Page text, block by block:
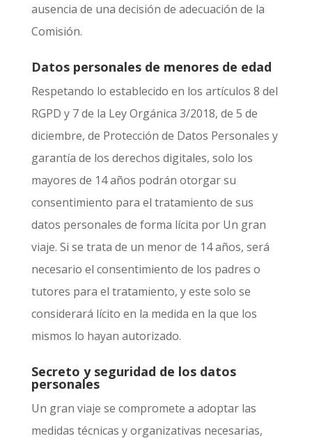
ausencia de una decisión de adecuación de la
Comisión.
Datos personales de menores de edad
Respetando lo establecido en los artículos 8 del
RGPD y 7 de la Ley Orgánica 3/2018, de 5 de
diciembre, de Protección de Datos Personales y
garantía de los derechos digitales, solo los
mayores de 14 años podrán otorgar su
consentimiento para el tratamiento de sus
datos personales de forma lícita por Un gran
viaje. Si se trata de un menor de 14 años, será
necesario el consentimiento de los padres o
tutores para el tratamiento, y este solo se
considerará lícito en la medida en la que los
mismos lo hayan autorizado.
Secreto y seguridad de los datos
personales
Un gran viaje se compromete a adoptar las
medidas técnicas y organizativas necesarias,